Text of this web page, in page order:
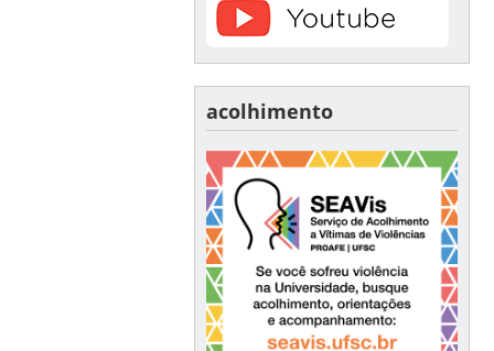
acolhimento